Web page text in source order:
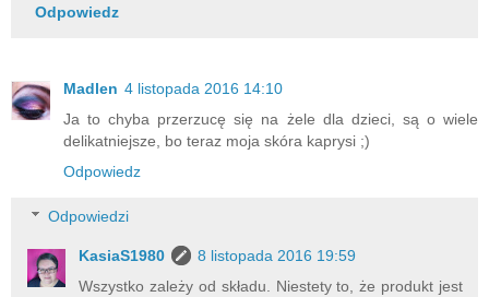
Odpowiedz
Madlen 4 listopada 2016 14:10
Ja to chyba przerzucę się na żele dla dzieci, są o wiele
delikatniejsze, bo teraz moja skóra kaprysi ;)
Odpowiedz
Odpowiedzi
KasiaS1980
8 listopada 2016 19:59
Wszystko zależy od składu. Niestety to, że produkt jest